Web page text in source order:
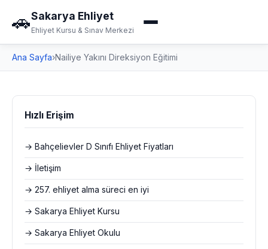
🚗Sakarya Ehliyet
Ehliyet Kursu & Sınav Merkezi
Ana Sayfa›Nailiye Yakını Direksiyon Eğitimi
Hızlı Erişim
→ Bahçelievler D Sınıfı Ehliyet Fiyatları
→ İletişim
→ 257. ehliyet alma süreci en iyi
→ Sakarya Ehliyet Kursu
→ Sakarya Ehliyet Okulu